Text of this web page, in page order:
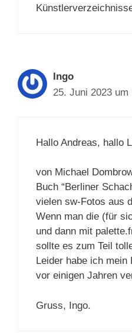
Ingo
25. Juni 2023 um
Hallo Andreas, hallo
von Michael
Buch “Berliner
vielen sw-Fotos aus
Wenn man die (für
und dann mit
sollte es zum Teil
Leider habe ich
vor einigen Jahren
Gruss, Ingo.